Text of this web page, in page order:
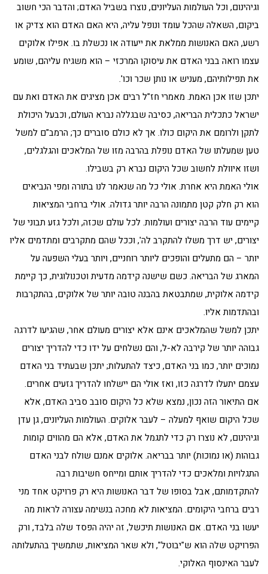
וגיהינום, וכל העולמות העליונים, נוצרו בשביל האדם; והדבר הכי חשוב
ביקום, השאלה שהכל עומד ונופל עליה, היא האם האדם הוא צדיק או
רשע, האם האנושות ממלאת את ייעודה או נכשלת בו. אפילו אלוקים
עצמו רואה בבני האדם את עיסוקו המרכזי – הוא משגיח עליהם, שומע
את תפילותיהם, מעניש או נותן שכר וכו'.
יתכן שזו אכן האמת. מאמרי חז"ל רבים אכן מציגים את האדם ואת עם
ישראל כתכלית הבריאה, כסיבה שבגללה נברא העולם, וכבעל היכולת
לתקן ולרומם את היקום כולו. אך לא כולם סוברים כך; הרמב"ם למשל
טען שמעלתו של האדם נופלת בהרבה מזו של המלאכים והגלגלים,
ושזו איוולת לחשוב שכל היקום נברא רק בשבילו.
אולי האמת היא אחרת. אולי כל מה שנאמר לנו בתורה ומפי הנביאים
הוא רק חלק קטן מתמונה הרבה יותר גדולה. אולי ברחבי המציאות
קיימים עוד הרבה יצורים ועולמות. לכל עולם שכזה, ולכל גזע תבוני של
יצורים, יש דרך משלו להתקרב לה', וככל שהם מתקרבים ומתדמים אליו
יותר – הם מתעלים והופכים ליותר רוחניים, ויותר בעלי השפעה על
המארג של הבריאה. כשם שישנה קידמה מדעית וטכנולוגית, כך קיימת
קידמה אלוקית, שמתבטאת בהבנה טובה יותר של אלוקים, בהתקרבות
ובהתדמות אליו.
יתכן למשל שהמלאכים אינם אלא יצורים מעולם אחר, שהגיעו לדרגה
גבוהה יותר של קירבה לא-ל, והם נשלחים על ידו כדי להדריך יצורים
נמוכים יותר, כמו בני האדם, כיצד להתעלות; יתכן שבעתיד בני האדם
עצמם יתעלו לדרגה כזו, ואז אולי הם יישלחו להדריך גזעים אחרים.
אם התיאור הזה נכון, נמצא שלא כל היקום סובב סביב האדם, אלא
שכל היקום שואף למעלה – לעבר אלוקים. העולמות העליונים, גן עדן
וגיהינום, לא נוצרו רק כדי לתגמל את האדם, אלא הם מהווים קומות
גבוהות (או נמוכות) יותר בבריאה. אלוקים אמנם שולח לבני האדם
התגלויות ומלאכים כדי להדריך אותם ומייחס חשיבות רבה
להתקדמותם, אבל בסופו של דבר האנושות היא רק פרויקט אחד מני
רבים ברחבי היקומים. המציאות לא מחכה בנשימה עצורה לראות מה
יעשו בני האדם. אם האנושות תיכשל, זה יהיה הפסד שלה בלבד, ורק
הפרויקט שלה הוא ש"יבוטל", ולא שאר המציאות, שתמשיך בהתעלותה
לעבר האינסוף האלוקי.